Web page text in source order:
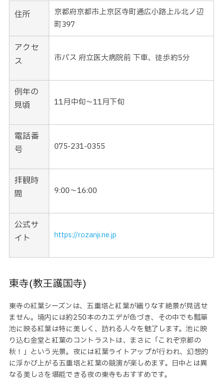
住所
京都府京都市上京区寺町通広小路上ル北ノ辺
町397
アクセ
ス
市バス 府立医大病院前 下車、徒歩約5分
例年の
見頃
11月中旬～11月下旬
電話番
号
075-231-0355
拝観時
間
9:00〜16:00
公式サ
イト
https://rozanji.ne.jp
東寺(教王護国寺)
東寺の紅葉シーズンは、五重塔と紅葉が織りなす絶景が見逃せ
ません。境内には約250本のカエデが色づき、その中でも瓢箪
池に映る紅葉は特に美しく、訪れる人々を魅了します。池に映
り込む金堂と紅葉のコントラストは、まさに「これぞ京都の
秋！」という光景。夜には紅葉ライトアップが行われ、幻想的
に浮かび上がる五重塔と紅葉の競演が楽しめます。日中とは異
なる美しさを堪能できる夜の東寺もおすすめです。